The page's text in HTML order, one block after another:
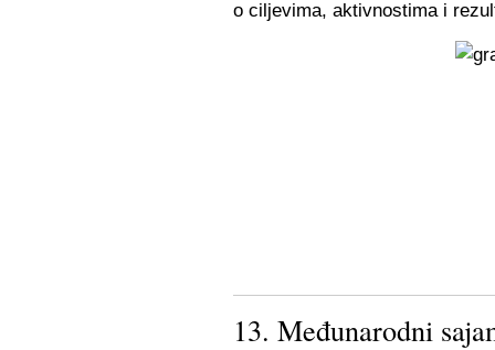
o ciljevima, aktivnostima i
13. Međunarodni